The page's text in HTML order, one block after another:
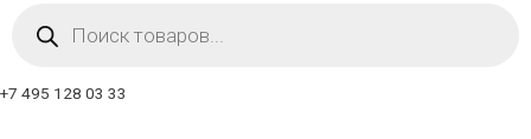
товаров
+7 495 128 03 33